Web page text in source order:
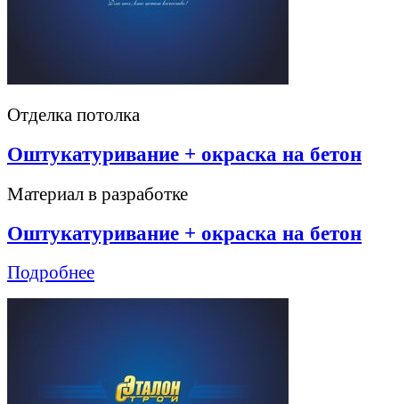
Отделка потолка
Оштукатуривание + окраска на бетон
Материал в разработке
Оштукатуривание + окраска на бетон
Подробнее